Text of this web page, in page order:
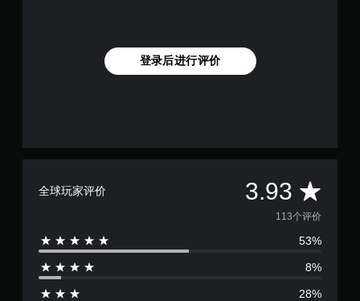
登录后进行评价
全球玩家评价 3.93 平
均
评
价
113个评价
53%
8%
28%